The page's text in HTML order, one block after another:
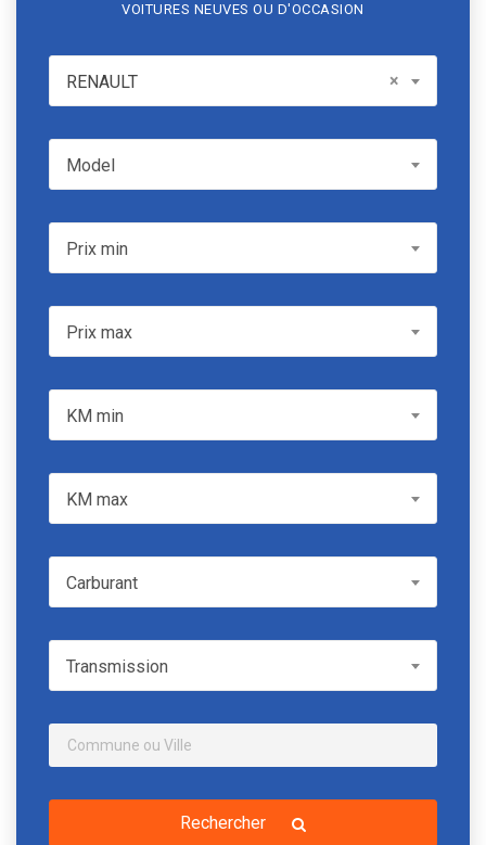
VOITURES NEUVES OU D'OCCASION
RENAULT ×
RENAULT
ModelModel
Prix minPrix min
Prix maxPrix max
KM min
KM max
CarburantCarburant
TransmissionTransmission
Rechercher